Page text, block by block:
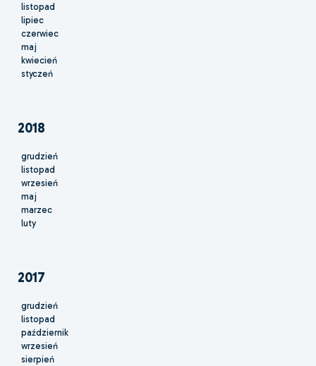
listopad
lipiec
czerwiec
maj
kwiecień
styczeń
2018
grudzień
listopad
wrzesień
maj
marzec
luty
2017
grudzień
listopad
październik
wrzesień
sierpień